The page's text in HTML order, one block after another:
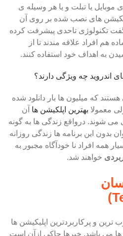
موبایل یا تبلت و یا هر وسیله ی
های نصب شده بر روی آن
تکنولوژی تاحدی پیشرفت کرده
هم افراد علاقه مندند تا از
به اهداف خود استفاده کنند.
که میلیون ها بار دانلود شده
معمولا بهترین اپلکیشن ها آن
می شوند. درواقع زندگی ها به گونه
بدون این برنامه ها زندگی روزانه
همه افراد نا خودآگاه مجبور به
خواهند شد.
ترین و پرکاربردترین اپلیکیشن ها
می باشد. خبرها حاکی ازآن است